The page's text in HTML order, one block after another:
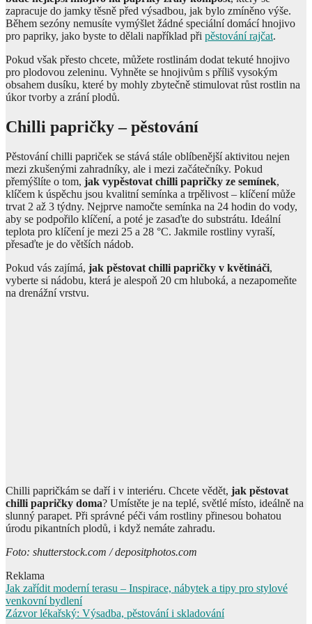
zapracuje do jamky těsně před výsadbou, jak bylo zmíněno výše.
Během sezóny nemusíte vymýšlet žádné speciální domácí hnojivo
pro papriky, jako byste to dělali například při pěstování rajčat.
Pokud však přesto chcete, můžete rostlinám dodat tekuté hnojivo
pro plodovou zeleninu. Vyhněte se hnojivům s příliš vysokým
obsahem dusíku, které by mohly zbytečně stimulovat růst rostlin na
úkor tvorby a zrání plodů.
Chilli papričky – pěstování
Pěstování chilli papriček se stává stále oblíbenější aktivitou nejen
mezi zkušenými zahradníky, ale i mezi začátečníky. Pokud
přemýšlíte o tom, jak vypěstovat chilli papričky ze semínek,
klíčem k úspěchu jsou kvalitní semínka a trpělivost – klíčení může
trvat 2 až 3 týdny. Nejprve namočte semínka na 24 hodin do vody,
aby se podpořilo klíčení, a poté je zasaďte do substrátu. Ideální
teplota pro klíčení je mezi 25 a 28 °C. Jakmile rostliny vyraší,
přesaďte je do větších nádob.
Pokud vás zajímá, jak pěstovat chilli papričky v květináči,
vyberte si nádobu, která je alespoň 20 cm hluboká, a nezapomeňte
na drenážní vrstvu.
Chilli papričkám se daří i v interiéru. Chcete vědět, jak pěstovat
chilli papričky doma? Umístěte je na teplé, světlé místo, ideálně na
slunný parapet. Při správné péči vám rostliny přinesou bohatou
úrodu pikantních plodů, i když nemáte zahradu.
Foto: shutterstock.com / depositphotos.com
Reklama
Navigace
pro
Jak zařídit moderní terasu – Inspirace, nábytek a tipy pro stylové
venkovní bydlení
Zázvor lékařský: Výsadba, pěstování i skladování